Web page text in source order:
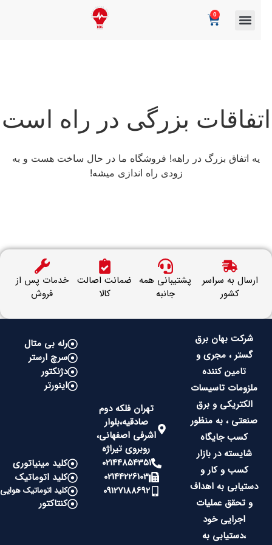
بزرگی در راه است
یه اتفاق بزرگ در راهه! فروشگاه ما در حال ساخت هست و به
زودی راه اندازی میشه!
ارسال به سراسر
کشور
پشتیبانی همه
جانبه
ضمانت اصالت
کالا
خدمات پس از
فروش
شرکت بهان برق
گستر ، مجری و
تامین کننده
ملزومات تاسیسات
الکتریکی و برق
صنعتی ، به منظور
کسب جایگاه
شایسته در بازار
کسب و کار و
دستیابی به اهداف
و تحقق عملیات
اجرایی خود
،دستیابی به
تهران فلکه دوم
صادقیه،بلوار
اشرفی اصفهانی،
روبروی تیراژه
02144854351
02144226103
09127188692
رله بی متال
سرچ ارستر
دژنکتور
اینورتر
کلید مینیاتوری
کلید اتوماتیک
کلید اتوماتیک هوایی
کنتاکتور